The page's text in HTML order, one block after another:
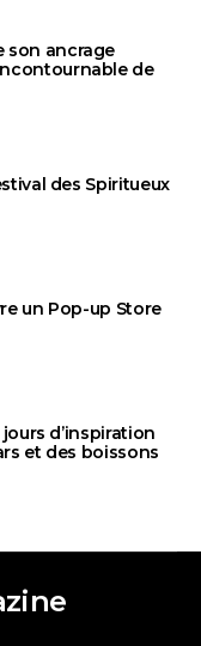
son ancrage
de
des Spiritueux
un Pop-up Store
d’inspiration
et des boissons